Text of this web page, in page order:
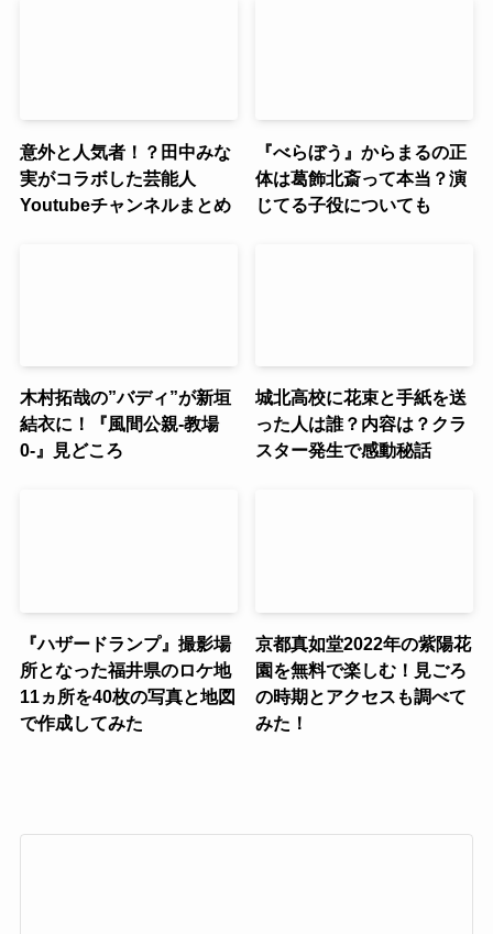
意外と人気者！？田中みな
実がコラボした芸能人
Youtubeチャンネルまとめ
『べらぼう』からまるの正
体は葛飾北斎って本当？演
じてる子役についても
木村拓哉の”バディ”が新垣
結衣に！『風間公親-教場
0-』見どころ
城北高校に花束と手紙を送
った人は誰？内容は？クラ
スター発生で感動秘話
『ハザードランプ』撮影場
所となった福井県のロケ地
11ヵ所を40枚の写真と地図
で作成してみた
京都真如堂2022年の紫陽花
園を無料で楽しむ！見ごろ
の時期とアクセスも調べて
みた！